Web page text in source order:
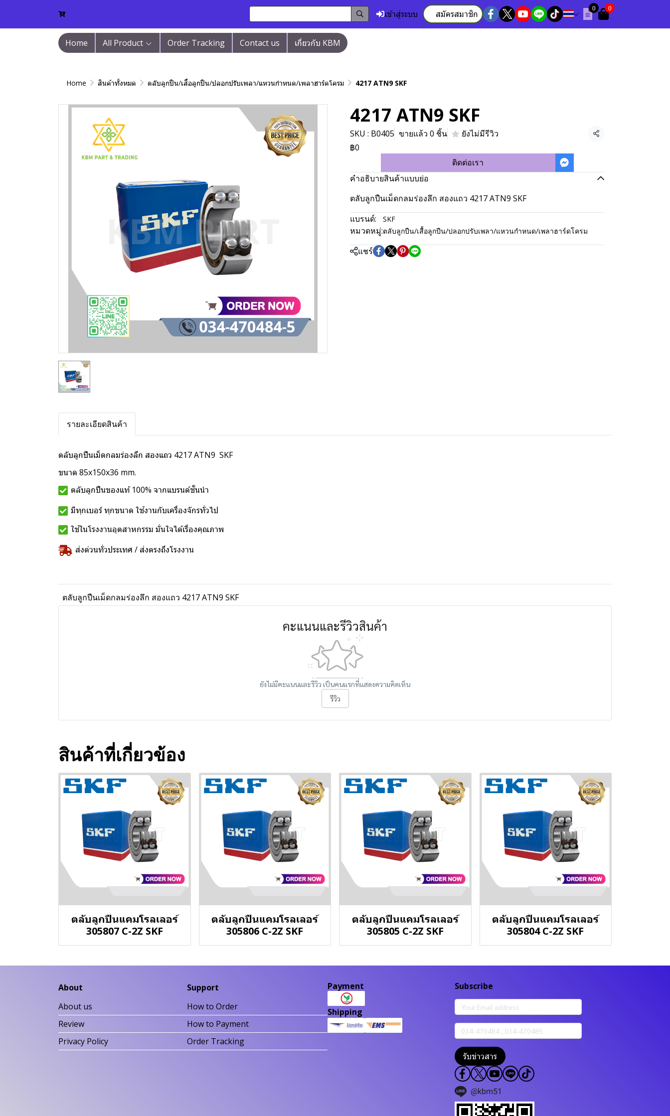
เข้าสู่ระบบ สมัครสมาชิก
0 0
Home All Product Order Tracking Contact us เกี่ยวกับ KBM
Home สินค้าทั้งหมด ตลับลูกปืน/เสื้อลูกปืน/ปลอกปรับเพลา/แหวนกำหนด/เพลาฮาร์ดโครม 4217 ATN9 SKF
4217 ATN9 SKF
SKU : B0405 ขายแล้ว 0 ชิ้น ยังไม่มีรีวิว
แชร์
฿0
ติดต่อเรา
คำอธิบายสินค้าแบบย่อ
ตลับลูกปืนเม็ดกลมร่องลึก สองแถว 4217 ATN9 SKF
แบรนด์:
SKF
หมวดหมู่:ตลับลูกปืน/เสื้อลูกปืน/ปลอกปรับเพลา/แหวนกำหนด/เพลาฮาร์ดโครม
แชร์
รายละเอียดสินค้า
ตลับลูกปืนเม็ดกลมร่องลึก สองแถว 4217 ATN9 SKF
ขนาด 85x150x36 mm.
ตลับลูกปืนของแท้ 100% จากแบรนด์ชั้นนำ
มีทุกเบอร์ ทุกขนาด ใช้งานกับเครื่องจักรทั่วไป
ใช้ในโรงงานอุตสาหกรรม มั่นใจได้เรื่องคุณภาพ
ส่งด่วนทั่วประเทศ / ส่งตรงถึงโรงงาน
ตลับลูกปืนเม็ดกลมร่องลึก สองแถว 4217 ATN9 SKF
คะแนนและรีวิวสินค้า
ยังไม่มีคะแนนและรีวิว เป็นคนแรกที่แสดงความคิดเห็น
รีวิว
สินค้าที่เกี่ยวข้อง
ตลับลูกปืนแคมโรลเลอร์
305807 C-2Z SKF
ตลับลูกปืนแคมโรลเลอร์
305806 C-2Z SKF
ตลับลูกปืนแคมโรลเลอร์
305805 C-2Z SKF
ตลับลูกปืนแคมโรลเลอร์
305804 C-2Z SKF
About
About us
Review
Privacy Policy
Support
How to Order
How to Payment
Order Tracking
Payment
Shipping
Subscribe
รับข่าวสาร
@kbm51